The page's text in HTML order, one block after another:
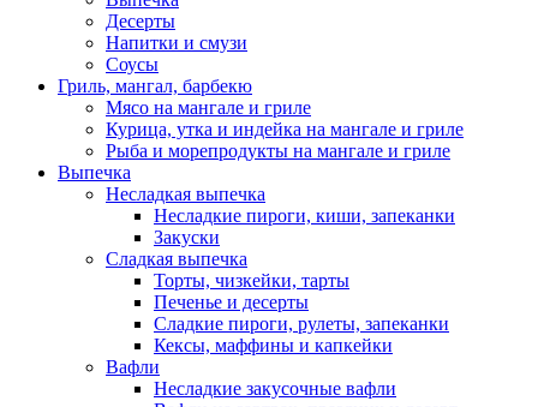
Десерты
Напитки и смузи
Соусы
Гриль, мангал, барбекю
Мясо на мангале и гриле
Курица, утка и индейка на мангале и гриле
Рыба и морепродукты на мангале и гриле
Выпечка
Несладкая выпечка
Несладкие пироги, киши, запеканки
Закуски
Сладкая выпечка
Торты, чизкейки, тарты
Печенье и десерты
Сладкие пироги, рулеты, запеканки
Кексы, маффины и капкейки
Вафли
Несладкие закусочные вафли